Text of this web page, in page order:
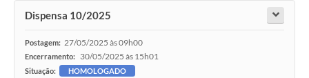
Dispensa 10/2025
Postagem: 27/05/2025 às 09h00
Encerramento: 30/05/2025 às 15h01
Situação: HOMOLOGADO